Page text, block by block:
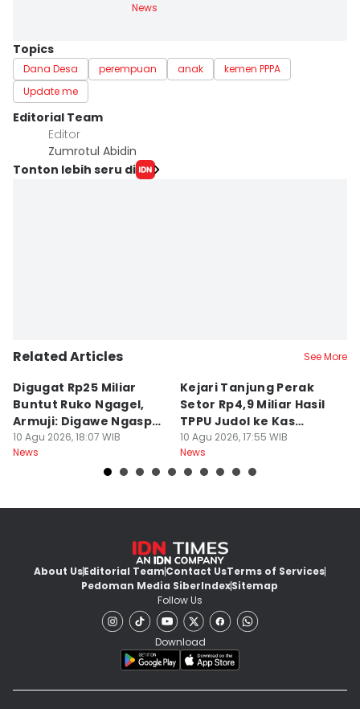
News
Topics
Dana Desa perempuan anak
kemen PPPA
Update me
Editorial Team
Editor
Zumrotul Abidin
Tonton lebih seru di
Related Articles See More
Digugat Rp25 Miliar
Buntut Ruko Ngagel,
Armuji: Digawe Ngaspal
Ae Poo
10 Agu 2026, 18:07 WIB
News
Kejari Tanjung Perak
Setor Rp4,9 Miliar Hasil
TPPU Judol ke Kas
Negara
10 Agu 2026, 17:55 WIB
News
About UsEditorial TeamContact UsTerms of Services
Pedoman Media SiberIndexSitemap
Follow Us
Download